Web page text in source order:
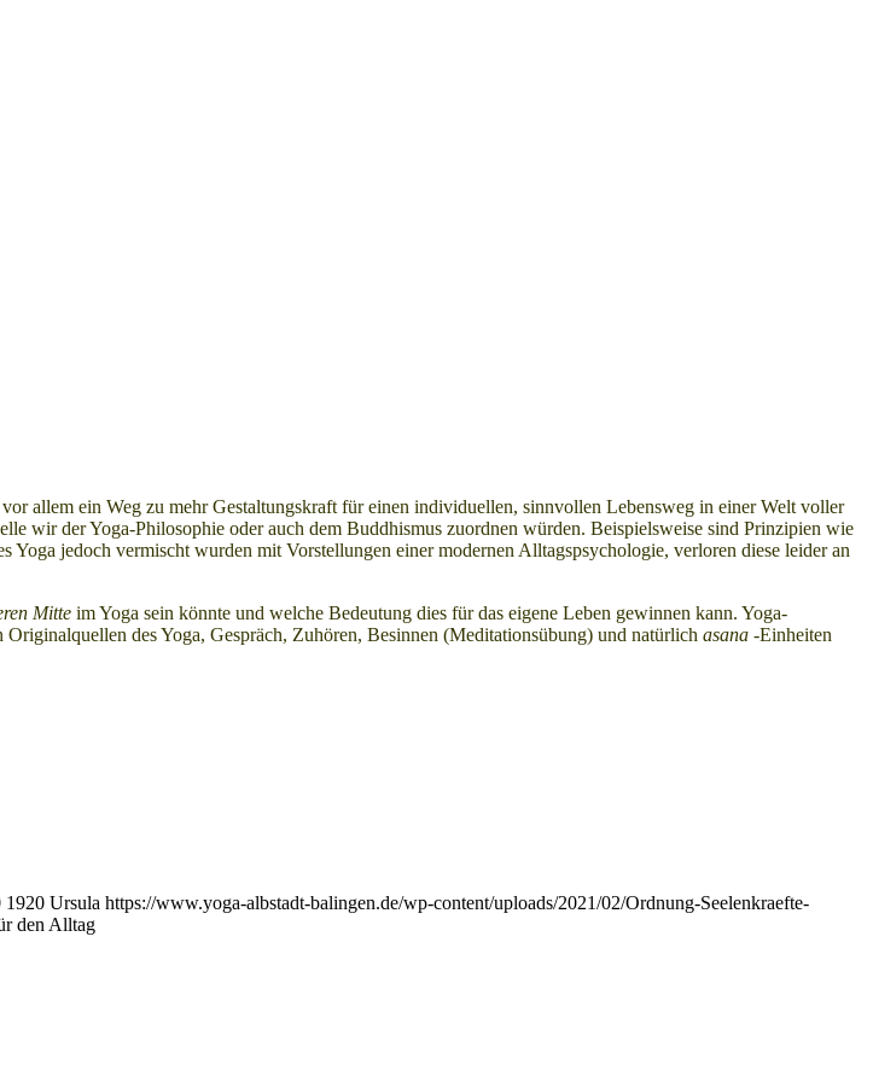
allem ein Weg zu mehr Gestaltungskraft für einen individuellen, sinnvollen Lebensweg in einer Welt voller
wir der Yoga-Philosophie oder auch dem Buddhismus zuordnen würden. Beispielsweise sind Prinzipien wie
Yoga jedoch vermischt wurden mit Vorstellungen einer modernen Alltagspsychologie, verloren diese leider an
Mitte im Yoga sein könnte und welche Bedeutung dies für das eigene Leben gewinnen kann. Yoga-
des Yoga, Gespräch, Zuhören, Besinnen (Meditationsübung) und natürlich asana -Einheiten
1920 Ursula https://www.yoga-albstadt-balingen.de/wp-content/uploads/2021/02/Ordnung-Seelenkraefte-
den Alltag